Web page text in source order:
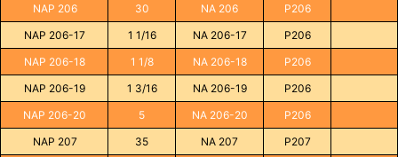
NAP 206
30 NA 206
P206
NAP 206-17
1 1/16 NA 206-17
P206
NAP 206-18
1 1/8 NA 206-18
P206
NAP 206-19
1 3/16 NA 206-19
P206
NAP 206-20
5 NA 206-20
P206
NAP 207
35 NA 207
P207